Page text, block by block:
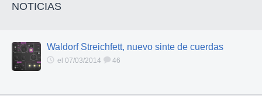
NOTICIAS
Waldorf Streichfett, nuevo sinte de cuerdas
el 07/03/2014 46